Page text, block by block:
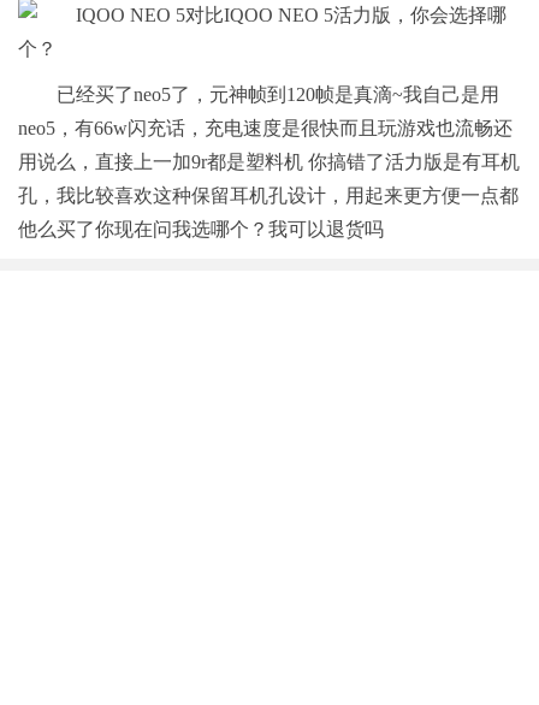
已经买了neo5了，元神帧到120帧是真滴~我自己是用
neo5，有66w闪充话，充电速度是很快而且玩游戏也流畅还
用说么，直接上一加9r都是塑料机 你搞错了活力版是有耳机
孔，我比较喜欢这种保留耳机孔设计，用起来更方便一点都
他么买了你现在问我选哪个？我可以退货吗